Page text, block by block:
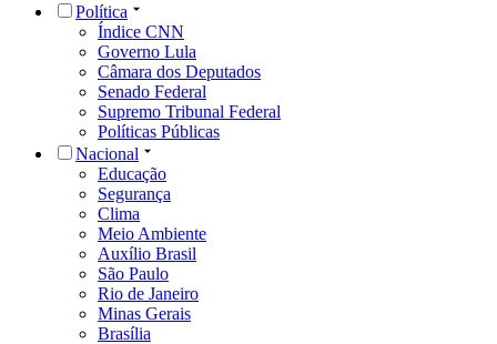
Política
Índice CNN
Governo Lula
Câmara dos Deputados
Senado Federal
Supremo Tribunal Federal
Políticas Públicas
Nacional
Educação
Segurança
Clima
Meio Ambiente
Auxílio Brasil
São Paulo
Rio de Janeiro
Minas Gerais
Brasília